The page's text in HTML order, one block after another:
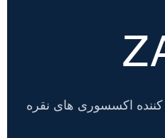
اکسسوری های نقره